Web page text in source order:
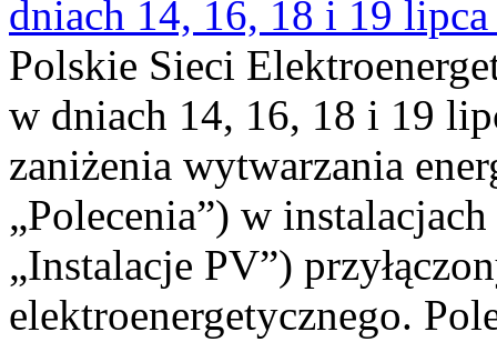
dniach 14, 16, 18 i 19
Polskie Sieci
w dniach 14, 16, 18 i 19
zaniżenia wytwarzania
„Polecenia”) w
„Instalacje PV”)
elektroenergetycznego.